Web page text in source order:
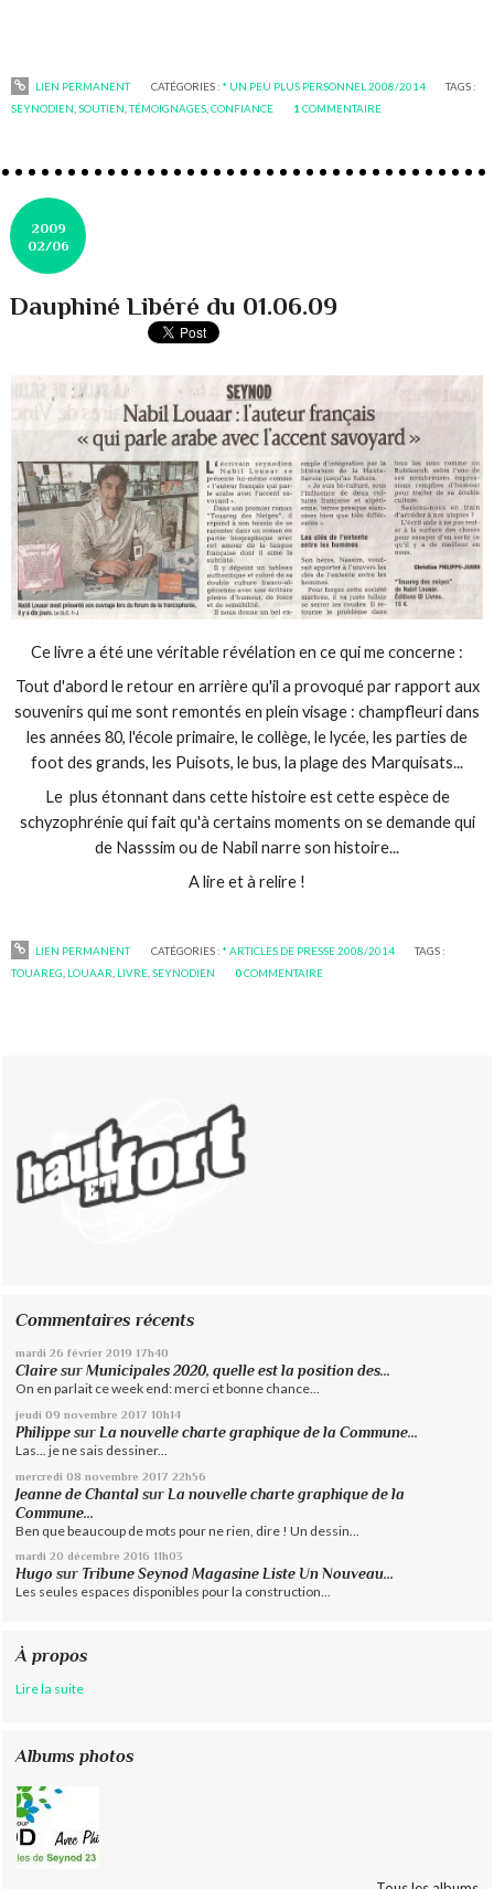
Commentaires récents
mardi 26 février 2019 17h40
Claire surMunicipales 2020, quelle est la position des...
On en parlait ce week end: merci et bonne chance...
jeudi 09 novembre 2017 10h14
Philippe sur La nouvelle charte graphique de la Commune...
Las... je ne sais dessiner...
mercredi 08 novembre 2017 22h56
Jeanne de Chantal sur La nouvelle charte graphique de la
Commune...
Ben que beaucoup de mots pour ne rien, dire ! Un dessin...
mardi 20 décembre 2016 11h03
Hugo surTribune Seynod Magasine Liste Un Nouveau...
Les seules espaces disponibles pour la construction...
À propos
Lire la suite
Albums photos
LIEN PERMANENT CATÉGORIES : * UN PEU PLUS PERSONNEL 2008/2014
TAGS :
SEYNODIEN ,SOUTIEN ,TÉMOIGNAGES ,CONFIANCE 1 COMMENTAIRE
2009
02/06
Dauphiné Libéré du 01.06.09
Ce livre a été une véritable révélation en ce qui me concerne :
Tout d'abord le retour en arrière qu'il a provoqué par rapport aux
souvenirs qui me sont remontés en plein visage : champfleuri dans
les années 80, l'école primaire, le collège, le lycée, les parties de
foot des grands, les Puisots, le bus, la plage des Marquisats...
Le plus étonnant dans cette histoire est cette espèce de
schyzophrénie qui fait qu'à certains moments on se demande qui
de Nasssim ou de Nabil narre son histoire...
A lire et à relire !
LIEN PERMANENT CATÉGORIES : * ARTICLES DE PRESSE 2008/2014
TAGS :
TOUAREG LOUAAR LIVRE ,SEYNODIEN 0COMMENTAIRE